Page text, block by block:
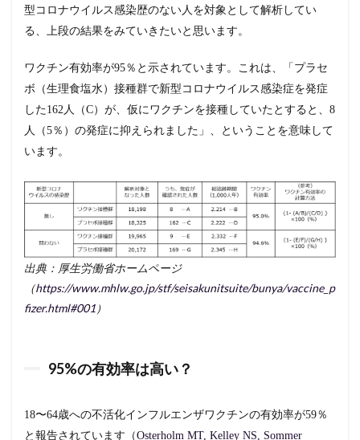
型コロナウイルス感染歴のない人を対象として解析してい
る、上段の結果をみていきたいと思います。
ワクチン有効率が95％と示されています。これは、「プラセ
ボ（生理食塩水）接種群で新型コロナウイルス感染症を発症
した162人（C）が、仮にワクチンを接種していたとすると、8
人（5％）の発症に抑えられました」、ということを意味して
います。
出典：厚生労働省ホームページ
（https://www.mhlw.go.jp/stf/seisakunitsuite/bunya/vaccine_p
fizer.html#001 ）
95%の有効率は高い？
18〜64歳への不活化インフルエンザワクチンの有効率が59％
と報告されています（Osterholm MT, Kelley NS, Sommer